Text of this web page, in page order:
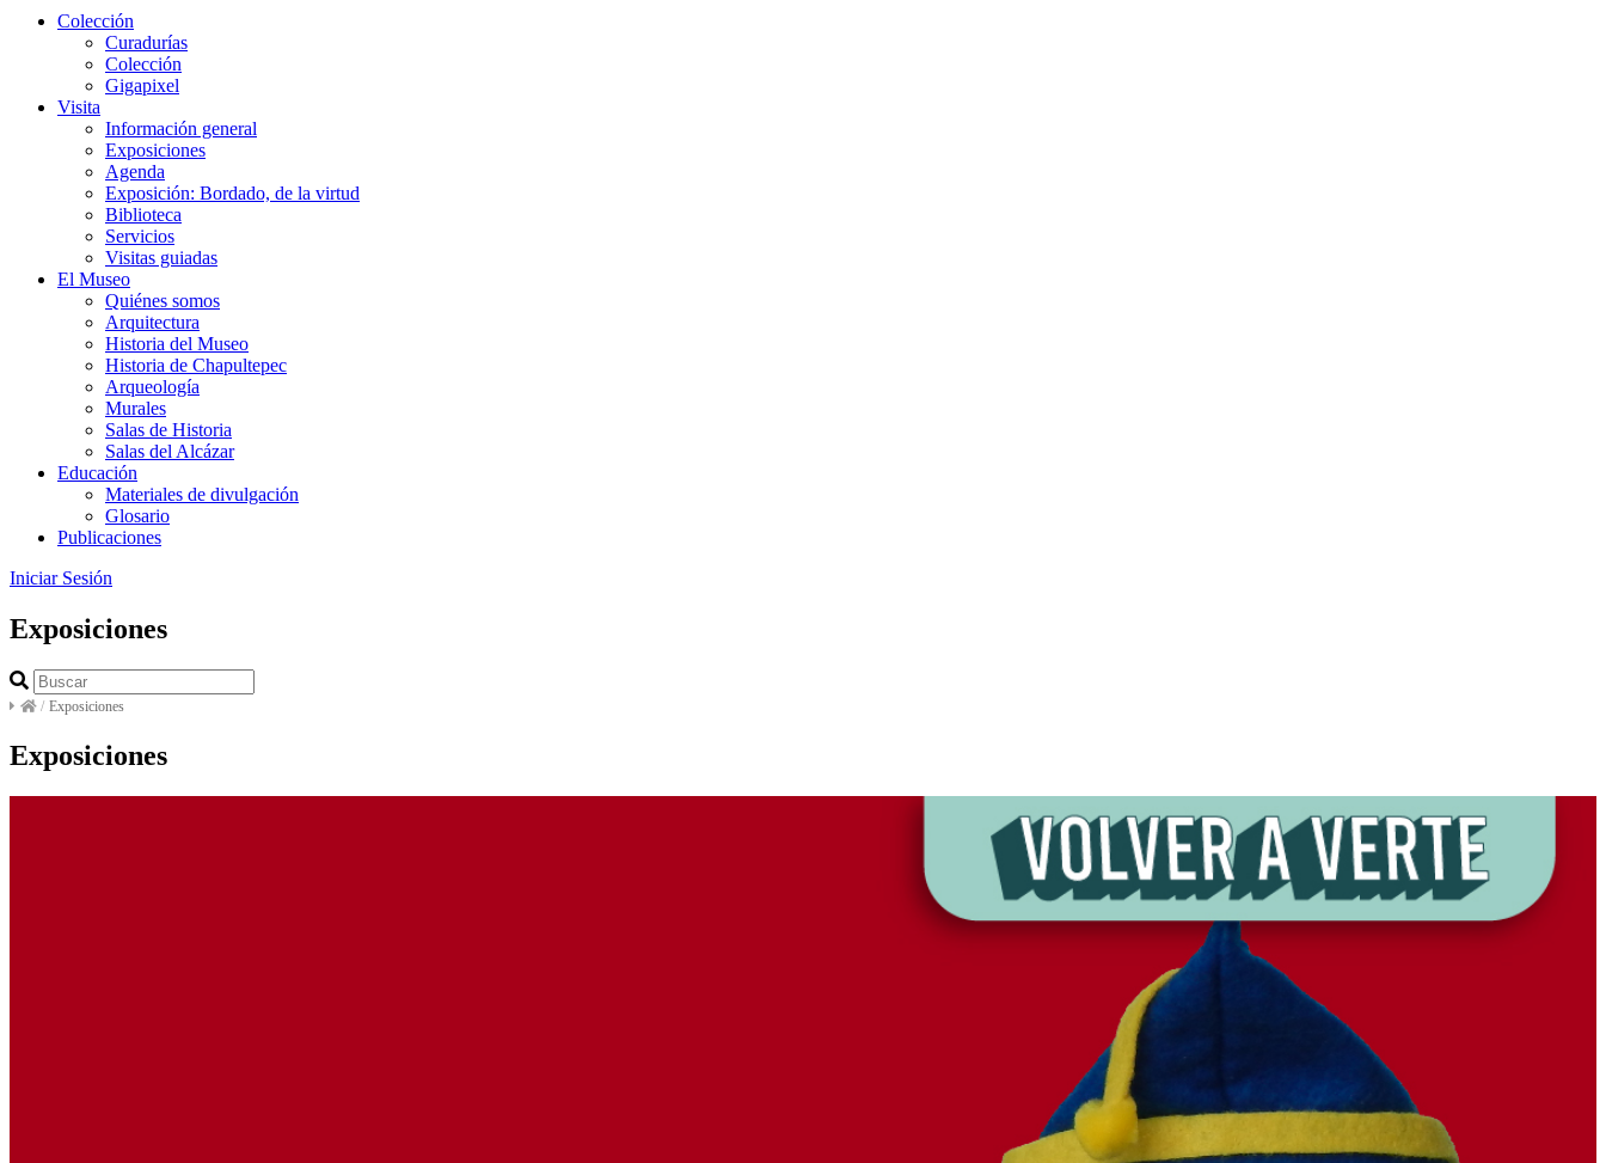
Colección
Curadurías
Colección
Gigapixel
Visita
Información general
Exposiciones
Agenda
Exposición: Bordado, de la virtud
Biblioteca
Servicios
Visitas guiadas
El Museo
Quiénes somos
Arquitectura
Historia del Museo
Historia de Chapultepec
Arqueología
Murales
Salas de Historia
Salas del Alcázar
Educación
Materiales de divulgación
Glosario
Publicaciones
Iniciar Sesión
Exposiciones
/ Exposiciones
Exposiciones